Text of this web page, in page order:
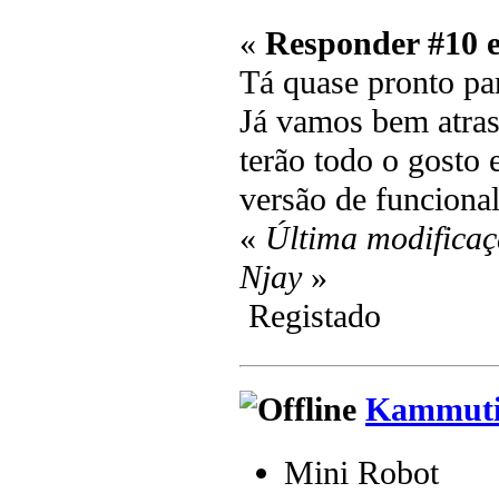
« Responder #10
Tá quase pronto
Já vamos bem
terão todo o gosto
versão de
« Última
Njay»
Registado
Mini Robot